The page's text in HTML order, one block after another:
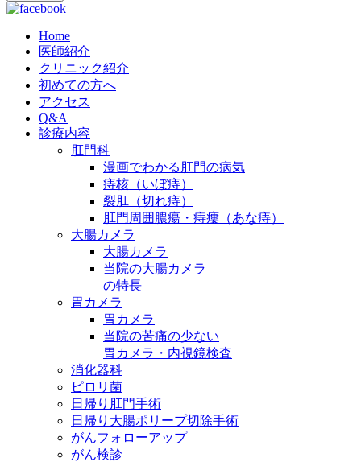
Home
医師紹介
クリニック紹介
初めての方へ
アクセス
Q&A
診療内容
肛門科
漫画でわかる肛門の病気
痔核（いぼ痔）
裂肛（切れ痔）
肛門周囲膿瘍・痔瘻（あな痔）
大腸カメラ
大腸カメラ
当院の大腸カメラ
の特長
胃カメラ
胃カメラ
当院の苦痛の少ない
胃カメラ・内視鏡検査
消化器科
ピロリ菌
日帰り肛門手術
日帰り大腸ポリープ切除手術
がんフォローアップ
がん検診